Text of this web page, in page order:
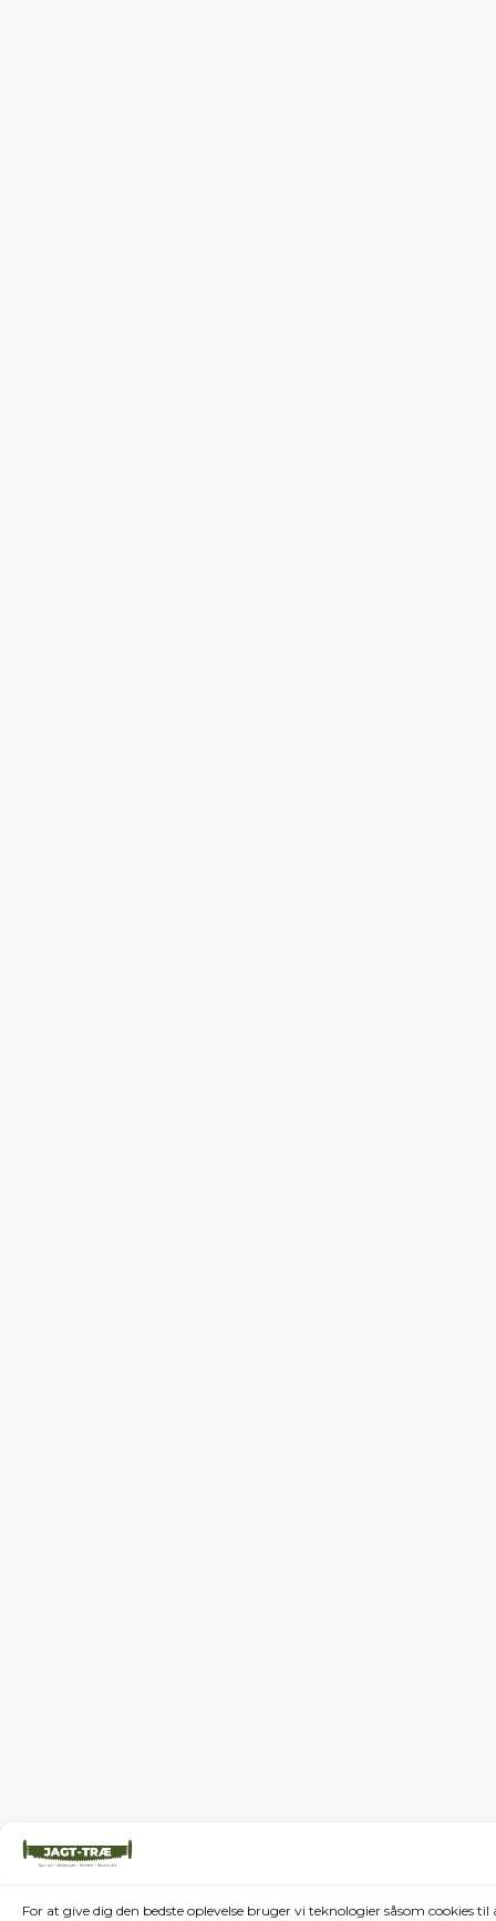
For at give dig den bedste oplevelse bruger vi teknologier såsom